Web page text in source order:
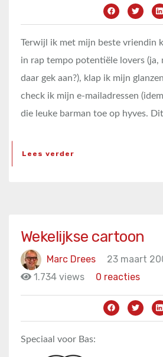
Terwijl ik met mijn beste vriendin
in rap tempo potentiële lovers (ja,
daar gek aan?), klap ik mijn
check ik mijn e-mailadressen
die leuke barman toe op hyves.
Lees verder
Wekelijkse cartoon
Marc Drees 23 maart
1.734 views
0 reacties
Speciaal voor Bas: